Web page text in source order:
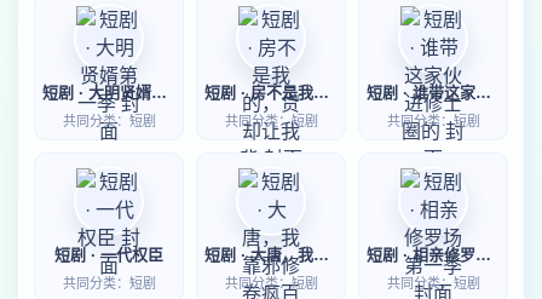
短剧 · 大明贤婿第一季
共同分类：短剧
短剧 · 房不是我的，贷却让我背
共同分类：短剧
短剧 · 谁带这家伙进修士圈的
共同分类：短剧
短剧 · 一代权臣
共同分类：短剧
短剧 · 大唐，我靠邪修卷疯百官
共同分类：短剧
短剧 · 相亲修罗场第一季
共同分类：短剧